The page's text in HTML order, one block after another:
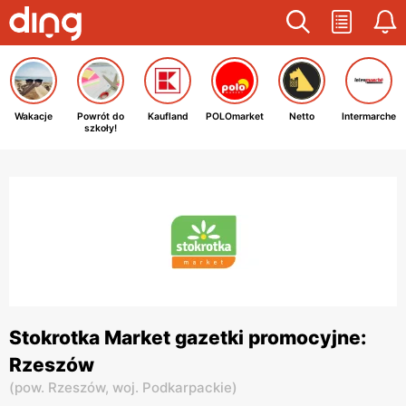
Wakacje
Powrót do
szkoły!
Kaufland POLOmarket Netto Intermarche
Stokrotka Market gazetki promocyjne:
Rzeszów
(pow. Rzeszów, woj. Podkarpackie)